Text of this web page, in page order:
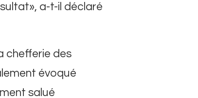
a-t-il déclaré
chefferie des
évoqué
salué